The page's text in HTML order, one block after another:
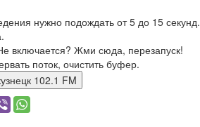
нужно подождать от 5 до 15 секунд.
включается? Жми сюда, перезапуск!
поток, очистить буфер.
кузнецк 102.1 FM